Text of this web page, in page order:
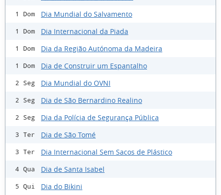
1 Dom Dia Mundial do Salvamento
1 Dom Dia Internacional da Piada
1 Dom Dia da Região Autónoma da Madeira
1 Dom Dia de Construir um Espantalho
2 Seg Dia Mundial do OVNI
2 Seg Dia de São Bernardino Realino
2 Seg Dia da Polícia de Segurança Pública
3 Ter Dia de São Tomé
3 Ter Dia Internacional Sem Sacos de Plástico
4 Qua Dia de Santa Isabel
5 Qui Dia do Bikini